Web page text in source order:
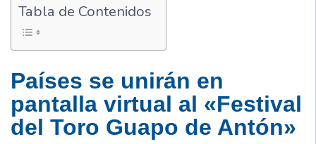
Tabla de Contenidos
Países se unirán en
pantalla virtual al «Festival
del Toro Guapo de Antón»